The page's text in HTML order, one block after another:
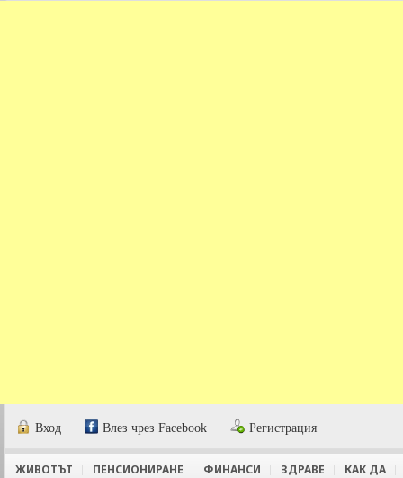
Вход Влез чрез Facebook Регистрация
ЖИВОТЪТ ПЕНСИОНИРАНЕ ФИНАНСИ ЗДРАВЕ КАК ДА